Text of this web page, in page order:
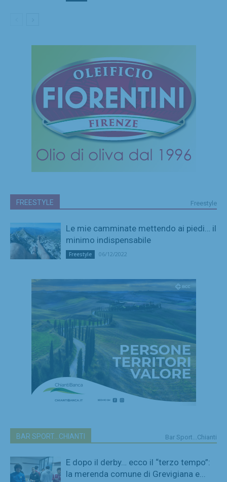
FREESTYLE Freestyle
Le mie camminate mettendo ai piedi… il
minimo indispensabile
Freestyle 06/12/2022
BAR SPORT...CHIANTI Bar Sport...Chianti
E dopo il derby… ecco il “terzo tempo”:
la merenda comune di Grevigiana e...